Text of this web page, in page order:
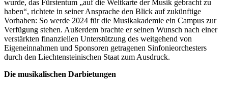
wurde, das Fürstentum „auf die Weltkarte der Musik gebracht zu
haben“, richtete in seiner Ansprache den Blick auf zukünftige
Vorhaben: So werde 2024 für die Musikakademie ein Campus zur
Verfügung stehen. Außerdem brachte er seinen Wunsch nach einer
verstärkten finanziellen Unterstützung des weitgehend von
Eigeneinnahmen und Sponsoren getragenen Sinfonieorchesters
durch den Liechtensteinischen Staat zum Ausdruck.
Die musikalischen Darbietungen